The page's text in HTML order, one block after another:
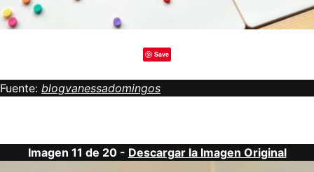
Save
Fuente: blogvanessadomingos
Imagen 11 de 20 - Descargar la Imagen Original